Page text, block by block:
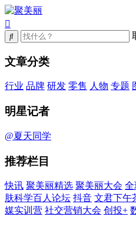
文章分类
行业 品牌 研发 零售 人物 专题
明星记者
@夏天同学
推荐栏目
快讯 聚美丽精选 聚美丽大会 全
肤科学百人论坛 抖音 文君下午
媒实训营 社交营销大会 创投+